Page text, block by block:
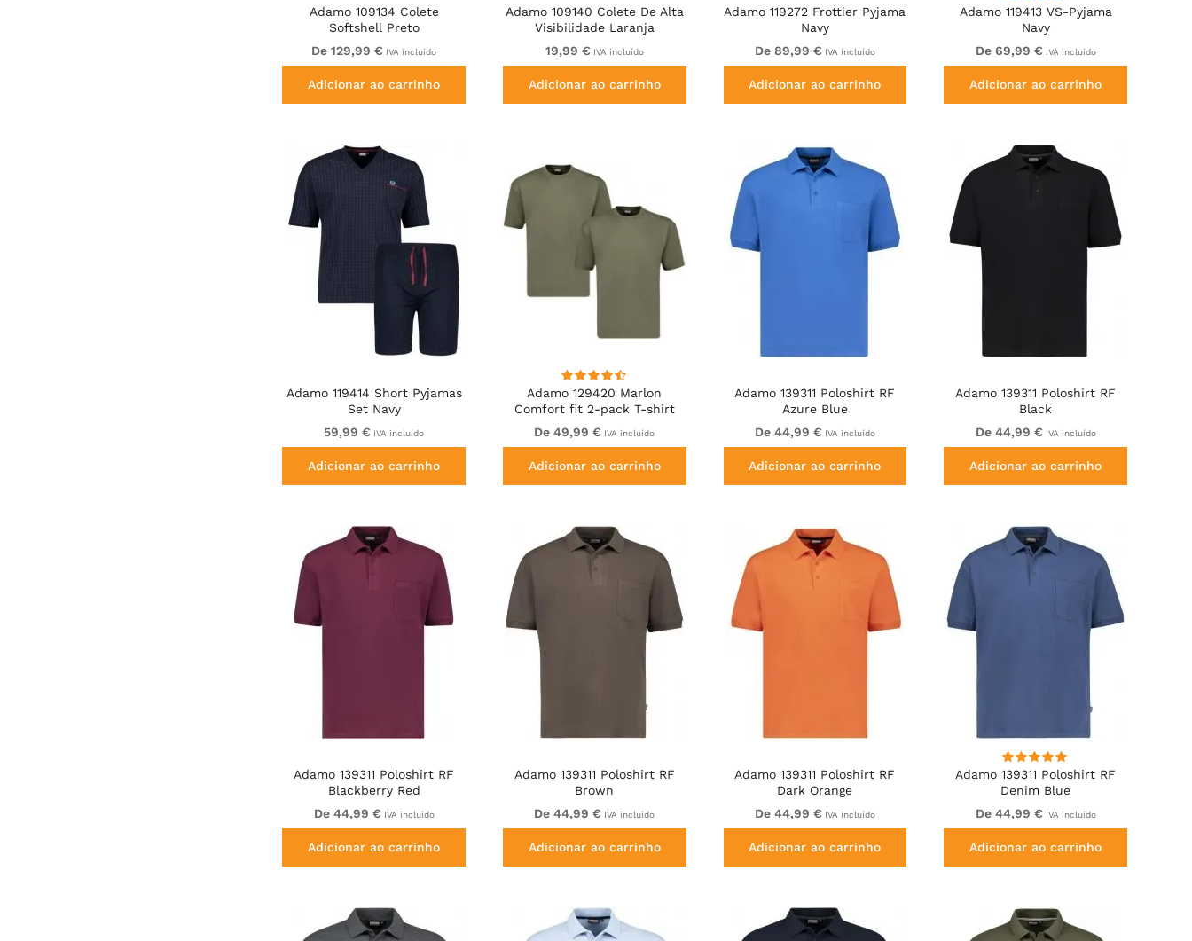
Adamo 109134 Colete
Softshell Preto
De 129,99 € IVA incluído
Adicionar ao carrinho
Adamo 109140 Colete De Alta
Visibilidade Laranja
19,99 € IVA incluído
Adicionar ao carrinho
Adamo 119272 Frottier Pyjama
Navy
De 89,99 € IVA incluído
Adicionar ao carrinho
Adamo 119413 VS-Pyjama
Navy
De 69,99 € IVA incluído
Adicionar ao carrinho
Adamo 119414 Short Pyjamas
Set Navy
59,99 € IVA incluído
Adicionar ao carrinho
Adamo 129420 Marlon
Comfort fit 2-pack T-shirt
Olive Green
De 49,99 € IVA incluído
Adicionar ao carrinho
Adamo 139311 Poloshirt RF
Azure Blue
De 44,99 € IVA incluído
Adicionar ao carrinho
Adamo 139311 Poloshirt RF
Black
De 44,99 € IVA incluído
Adicionar ao carrinho
Adamo 139311 Poloshirt RF
Blackberry Red
De 44,99 € IVA incluído
Adicionar ao carrinho
Adamo 139311 Poloshirt RF
Brown
De 44,99 € IVA incluído
Adicionar ao carrinho
Adamo 139311 Poloshirt RF
Dark Orange
De 44,99 € IVA incluído
Adicionar ao carrinho
Adamo 139311 Poloshirt RF
Denim Blue
De 44,99 € IVA incluído
Adicionar ao carrinho